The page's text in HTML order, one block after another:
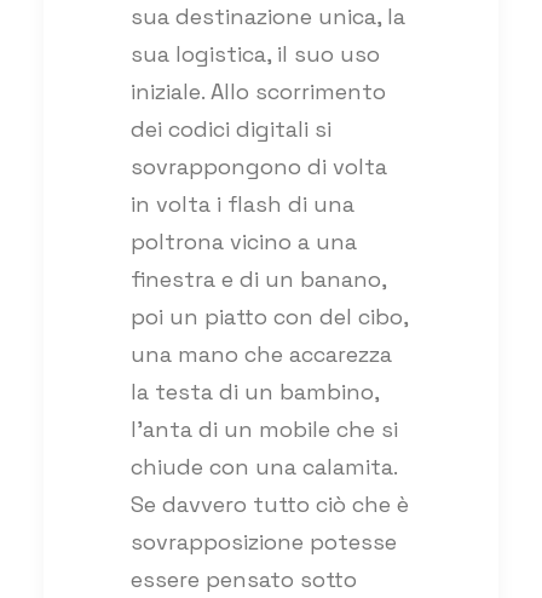
sua destinazione unica, la
sua logistica, il suo uso
iniziale. Allo scorrimento
dei codici digitali si
sovrappongono di volta
in volta i flash di una
poltrona vicino a una
finestra e di un banano,
poi un piatto con del cibo,
una mano che accarezza
la testa di un bambino,
l’anta di un mobile che si
chiude con una calamita.
Se davvero tutto ciò che è
sovrapposizione potesse
essere pensato sotto